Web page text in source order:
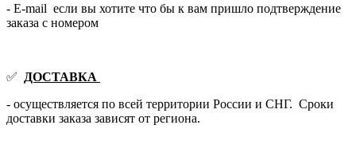
- E-mail если вы хотите что бы к вам пришло подтверждение
заказа с номером
✅
ДОСТАВКА
- осуществляется по всей территории России и СНГ. Сроки
доставки заказа зависят от региона.